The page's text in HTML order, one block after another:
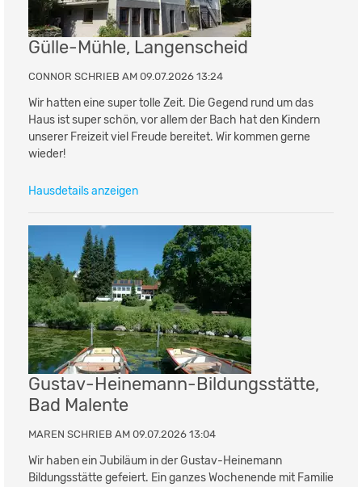
Gülle-Mühle, Langenscheid
CONNOR SCHRIEB AM 09.07.2026 13:24
Wir hatten eine super tolle Zeit. Die Gegend rund um das
Haus ist super schön, vor allem der Bach hat den Kindern
unserer Freizeit viel Freude bereitet. Wir kommen gerne
wieder!
Hausdetails anzeigen
Gustav-Heinemann-Bildungsstätte,
Bad Malente
MAREN SCHRIEB AM 09.07.2026 13:04
Wir haben ein Jubiläum in der Gustav-Heinemann
Bildungsstätte gefeiert. Ein ganzes Wochenende mit Familie